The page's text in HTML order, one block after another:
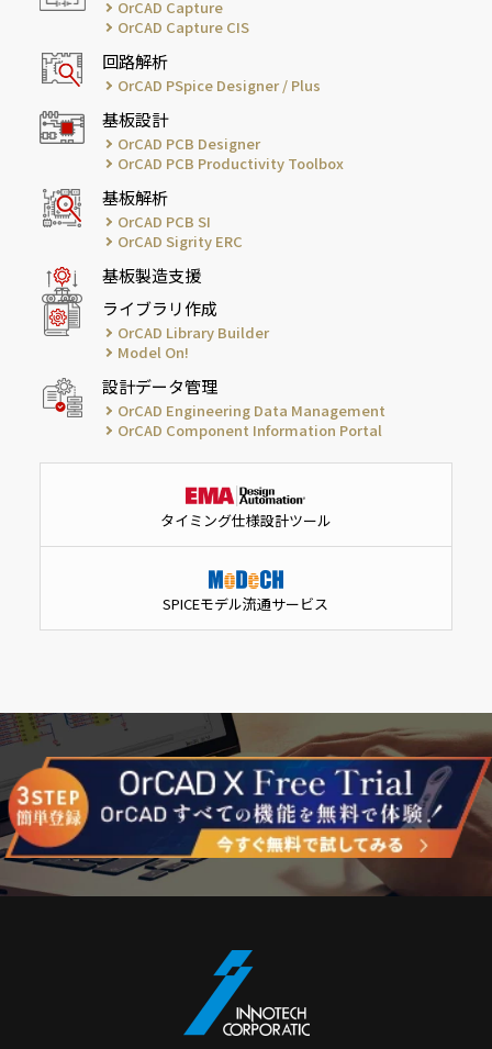
OrCAD Capture
OrCAD Capture CIS
回路解析
OrCAD PSpice Designer / Plus
基板設計
OrCAD PCB Designer
OrCAD PCB Productivity Toolbox
基板解析
OrCAD PCB SI
OrCAD Sigrity ERC
基板製造支援
ライブラリ作成
OrCAD Library Builder
Model On!
設計データ管理
OrCAD Engineering Data Management
OrCAD Component Information Portal
タイミング仕様設計ツール
SPICEモデル流通サービス